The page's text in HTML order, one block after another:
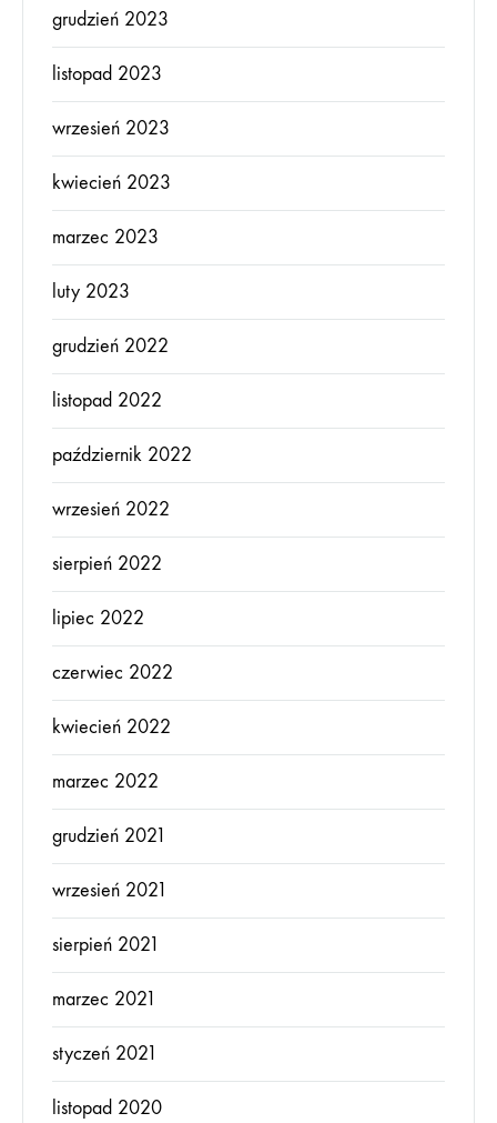
grudzień 2023
listopad 2023
wrzesień 2023
kwiecień 2023
marzec 2023
luty 2023
grudzień 2022
listopad 2022
październik 2022
wrzesień 2022
sierpień 2022
lipiec 2022
czerwiec 2022
kwiecień 2022
marzec 2022
grudzień 2021
wrzesień 2021
sierpień 2021
marzec 2021
styczeń 2021
listopad 2020